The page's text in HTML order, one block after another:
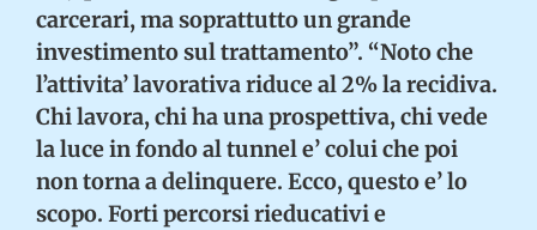
carcerari, ma soprattutto un grande
investimento sul trattamento”. “Noto che
l’attivita’ lavorativa riduce al 2% la recidiva.
Chi lavora, chi ha una prospettiva, chi vede
la luce in fondo al tunnel e’ colui che poi
non torna a delinquere. Ecco, questo e’ lo
scopo. Forti percorsi rieducativi e